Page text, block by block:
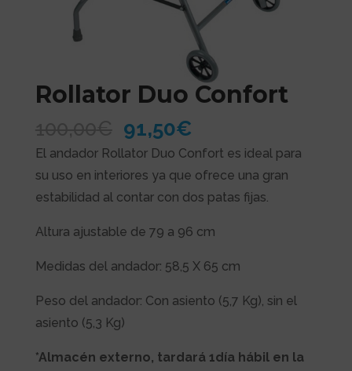
Rollator Duo Confort
El
precio
original
era:
91,50€
precio
actual
es:
El andador Rollator Duo Confort es ideal para
su uso en interiores ya que ofrece una gran
estabilidad al contar con dos patas fijas.
Altura ajustable de 79 a 96 cm
Medidas del andador: 58,5 X 65 cm
Peso del andador: Con asiento (5,7 Kg), sin el
asiento (5,3 Kg)
*Almacén externo, tardará 1día hábil en la